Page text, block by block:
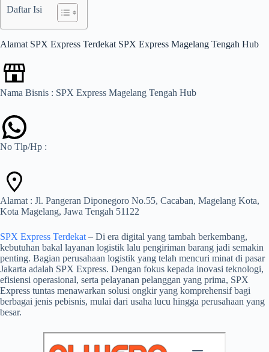
Daftar Isi
Alamat SPX Express Terdekat SPX Express Magelang Tengah Hub
Nama Bisnis : SPX Express Magelang Tengah Hub
No Tlp/Hp :
Alamat : Jl. Pangeran Diponegoro No.55, Cacaban, Magelang Kota,
Kota Magelang, Jawa Tengah 51122
SPX Express Terdekat – Di era digital yang tambah berkembang,
kebutuhan bakal layanan logistik lalu pengiriman barang jadi semakin
penting. Bagian perusahaan logistik yang telah mencuri minat di pasar
Jakarta adalah SPX Express. Dengan fokus kepada inovasi teknologi,
efisiensi operasional, serta pelayanan pelanggan yang prima, SPX
Express tuntas menawarkan solusi ongkir yang komprehensif bagi
berbagai jenis pebisnis, mulai dari usaha lucu hingga perusahaan yang
besar.